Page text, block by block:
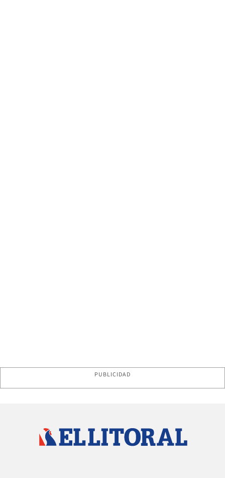
PUBLICIDAD